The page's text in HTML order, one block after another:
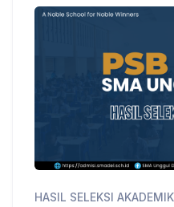
HASIL SELEKSI